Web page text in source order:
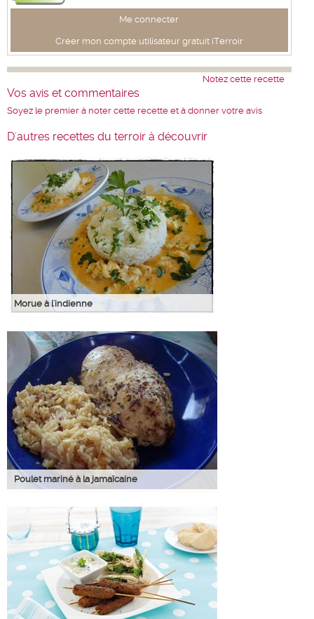
Me connecter
Créer mon compte utilisateur gratuit iTerroir
Notez cette recette
Vos avis et commentaires
Soyez le premier à noter cette recette et à donner votre avis
D'autres recettes du terroir à découvrir
Morue à l'indienne
Poulet mariné à la jamaïcaine